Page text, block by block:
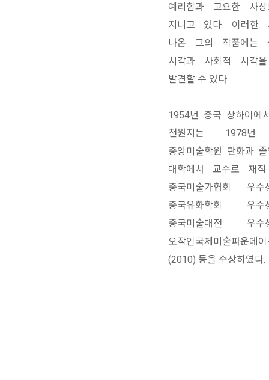
예리함과 고요한 사
지니고 있다. 이러한
나온 그의 작품에는
시각과 사회적 시각
발견할 수 있다.
1954년 중국 상하이에
천원지는 1978년
중앙미술학원 판화과
대학에서 교수로 재
중국미술가협회 우수
중국유화학회 우수
중국미술대전 우수
오작인국제미술파운데
(2010) 등을 수상하였다.